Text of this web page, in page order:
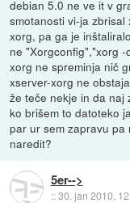
debian 5.0 ne ve it v
smotanosti vi-ja
xorg, pa ga je
ne "Xorgconfig","xorg
xorg ne spreminja nič
xserver-xorg ne
že teče nekje in da naj
ko brišem to datoteko
par ur sem zapravu pa
naredit?
5er-->
::30. jan 2010,